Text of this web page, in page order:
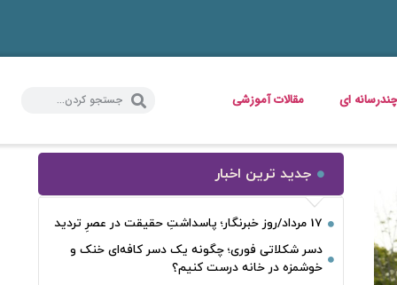
چندرسانه ای مقالات آموزشی
جدید ترین اخبار
17 مرداد/روز خبرنگار؛ پاسداشتِ حقیقت در عصرِ تردید
دسر شکلاتی فوری؛ چگونه یک دسر کافه‌ای خنک و
خوشمزه در خانه درست کنیم؟